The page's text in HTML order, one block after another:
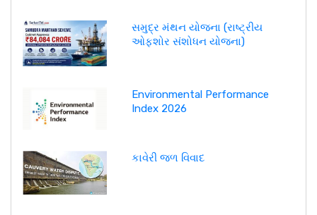
સમુદ્ર મંથન યોજના (રાષ્ટ્રીય
ઓફશોર સંશોધન યોજના)
Environmental Performance
Index 2026
કાવેરી જળ વિવાદ